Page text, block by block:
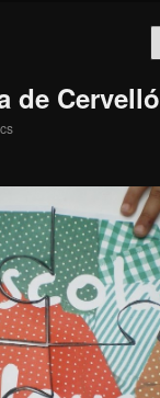
de Cervelló